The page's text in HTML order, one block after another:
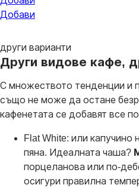
Добави
други варианти
Други видове кафе,
С множеството тенденции и
също не може да остане
кафенетата се добавят все
Flat White: или капучино
пяна. Идеалната чаша?
порцеланова или по-
осигури правилна